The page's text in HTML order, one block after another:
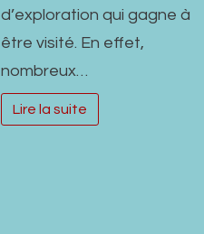
d’exploration qui gagne à
être visité. En effet,
nombreux…
Lire la suite